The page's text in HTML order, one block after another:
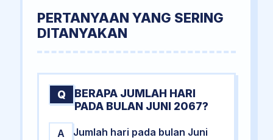
PERTANYAAN YANG SERING
DITANYAKAN
Q
BERAPA JUMLAH HARI
PADA BULAN JUNI 2067?
A
Jumlah hari pada bulan Juni